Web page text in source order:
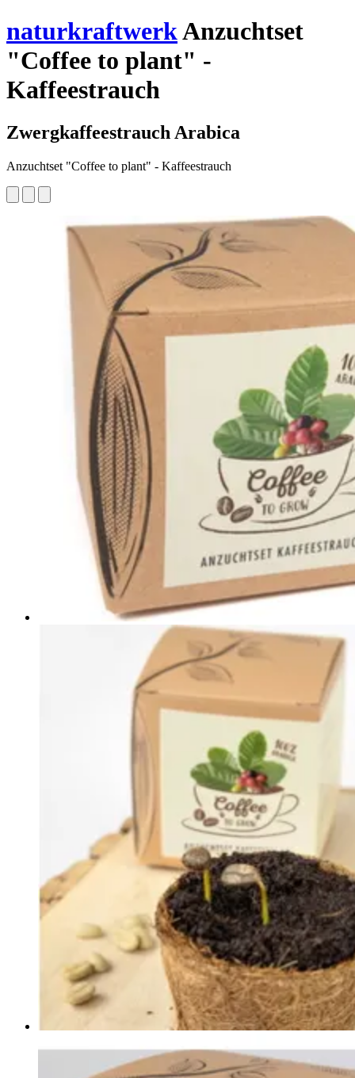
naturkraftwerkAnzuchtset
"Coffee to plant" -
Kaffeestrauch
Zwergkaffeestrauch Arabica
Anzuchtset "Coffee to plant" - Kaffeestrauch